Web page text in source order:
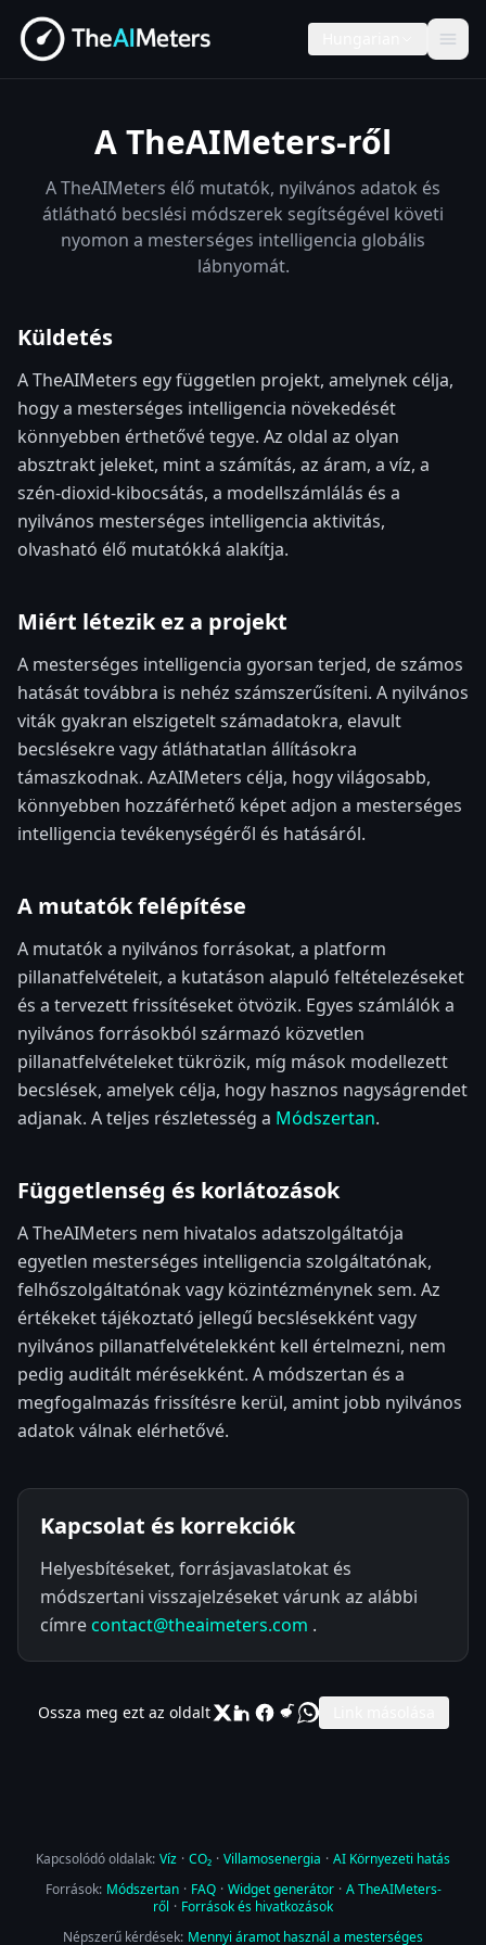
A TheAIMeters-ről
A TheAIMeters élő mutatók, nyilvános adatok és
átlátható becslési módszerek segítségével követi
nyomon a mesterséges intelligencia globális
lábnyomát.
Küldetés
A TheAIMeters egy független projekt, amelynek célja,
hogy a mesterséges intelligencia növekedését
könnyebben érthetővé tegye. Az oldal az olyan
absztrakt jeleket, mint a számítás, az áram, a víz, a
szén-dioxid-kibocsátás, a modellszámlálás és a
nyilvános mesterséges intelligencia aktivitás,
olvasható élő mutatókká alakítja.
Miért létezik ez a projekt
A mesterséges intelligencia gyorsan terjed, de számos
hatását továbbra is nehéz számszerűsíteni. A nyilvános
viták gyakran elszigetelt számadatokra, elavult
becslésekre vagy átláthatatlan állításokra
támaszkodnak. AzAIMeters célja, hogy világosabb,
könnyebben hozzáférhető képet adjon a mesterséges
intelligencia tevékenységéről és hatásáról.
A mutatók felépítése
A mutatók a nyilvános forrásokat, a platform
pillanatfelvételeit, a kutatáson alapuló feltételezéseket
és a tervezett frissítéseket ötvözik. Egyes számlálók a
nyilvános forrásokból származó közvetlen
pillanatfelvételeket tükrözik, míg mások modellezett
becslések, amelyek célja, hogy hasznos nagyságrendet
adjanak. A teljes részletesség a Módszertan.
Függetlenség és korlátozások
A TheAIMeters nem hivatalos adatszolgáltatója
egyetlen mesterséges intelligencia szolgáltatónak,
felhőszolgáltatónak vagy közintézménynek sem. Az
értékeket tájékoztató jellegű becslésekként vagy
nyilvános pillanatfelvételekként kell értelmezni, nem
pedig auditált mérésekként. A módszertan és a
megfogalmazás frissítésre kerül, amint jobb nyilvános
adatok válnak elérhetővé.
Kapcsolat és korrekciók
Helyesbítéseket, forrásjavaslatokat és
módszertani visszajelzéseket várunk az alábbi
címre contact@theaimeters.com .
Ossza meg ezt az oldalt
Kapcsolódó oldalak: Víz · CO₂ · Villamosenergia · AI Környezeti hatás
Források: Módszertan · FAQ · Widget generátor · A TheAIMeters-
ről · Források és hivatkozások
Népszerű kérdések: Mennyi áramot használ a mesterséges